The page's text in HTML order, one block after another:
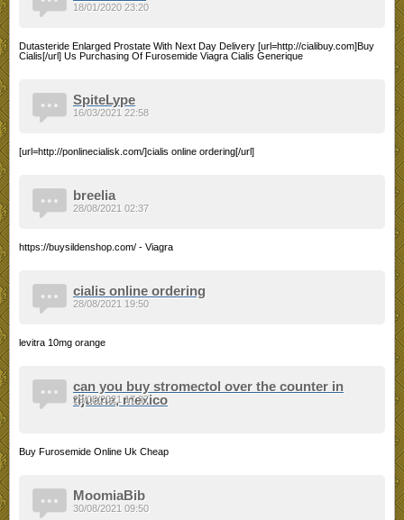
Dutasteride Enlarged Prostate With Next Day Delivery [url=http://cialibuy.com]Buy
Cialis[/url] Us Purchasing Of Furosemide Viagra Cialis Generique
18/01/2020 23:20
SpiteLype
[url=http://ponlinecialisk.com/]cialis online ordering[/url]
16/03/2021 22:58
breelia
https://buysildenshop.com/ - Viagra
28/08/2021 02:37
cialis online ordering
levitra 10mg orange
28/08/2021 19:50
can you buy stromectol over the counter in
tijuana, mexico
Buy Furosemide Online Uk Cheap
29/08/2021 17:37
MoomiaBib
30/08/2021 09:50